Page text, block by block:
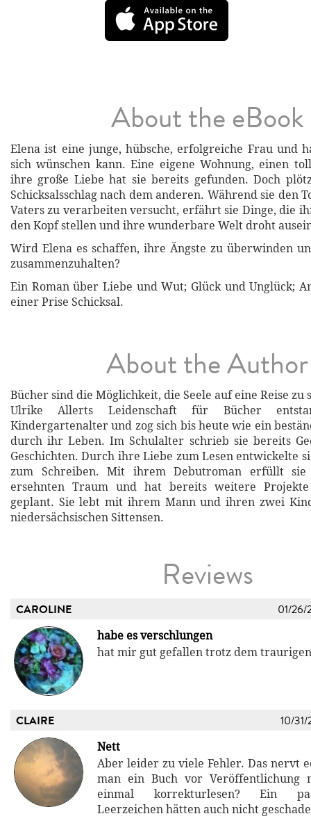
About the eBook
Elena ist eine junge, hübsche, erfolgreiche Frau und
sich wünschen kann. Eine eigene Wohnung, einen
ihre große Liebe hat sie bereits gefunden. Doch
Schicksalsschlag nach dem anderen. Während sie den
Vaters zu verarbeiten versucht, erfährt sie Dinge, die
den Kopf stellen und ihre wunderbare Welt droht
Wird Elena es schaffen, ihre Ängste zu überwinden
zusammenzuhalten?
Ein Roman über Liebe und Wut; Glück und Unglück;
einer Prise Schicksal.
About the Author
Bücher sind die Möglichkeit, die Seele auf eine Reise zu
Ulrike Allerts Leidenschaft für Bücher
Kindergartenalter und zog sich bis heute wie ein
durch ihr Leben. Im Schulalter schrieb sie bereits
Geschichten. Durch ihre Liebe zum Lesen entwickelte
zum Schreiben. Mit ihrem Debutroman erfüllt
ersehnten Traum und hat bereits weitere
geplant. Sie lebt mit ihrem Mann und ihren zwei
niedersächsischen Sittensen.
Reviews
CAROLINE 01/26/
habe es verschlungen
hat mir gut gefallen trotz dem
CLAIRE 10/31/
Nett
Aber leider zu viele Fehler. Das nervt
man ein Buch vor Veröffentlichung
einmal korrekturlesen? Ein
Leerzeichen hätten auch nicht